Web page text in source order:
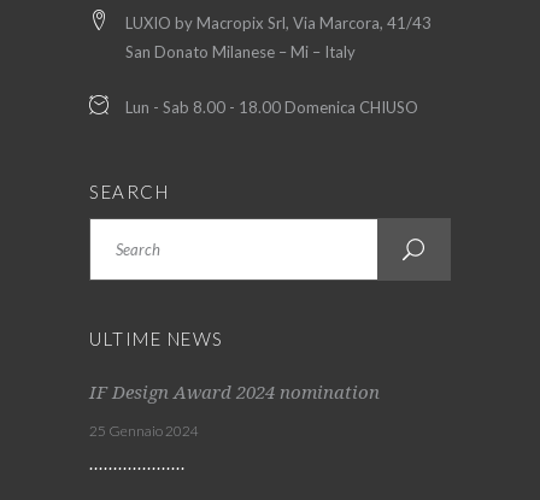
LUXIO by Macropix Srl, Via Marcora, 41/43
San Donato Milanese – Mi – Italy
Lun - Sab 8.00 - 18.00 Domenica CHIUSO
SEARCH
ULTIME NEWS
IF Design Award 2024 nomination
25 Gennaio 2024